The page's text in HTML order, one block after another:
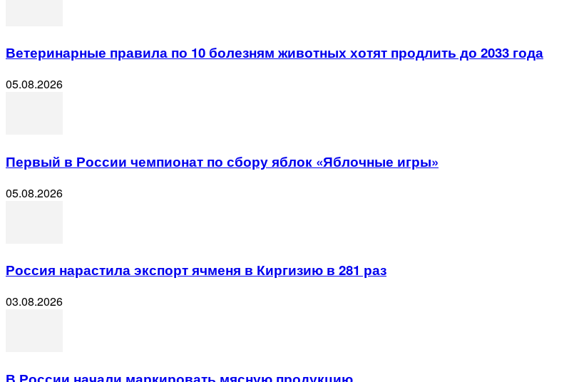
Ветеринарные правила по 10 болезням животных хотят продлить до 2033 года
05.08.2026
Первый в России чемпионат по сбору яблок «Яблочные игры»
05.08.2026
Россия нарастила экспорт ячменя в Киргизию в 281 раз
03.08.2026